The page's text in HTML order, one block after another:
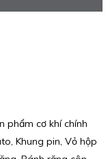
phẩm cơ khí chính
Khung pin, Vỏ hộp